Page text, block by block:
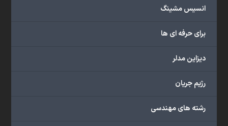
انسیس مشینگ
برای حرفه ای ها
دیزاین مدلر
رژیم جریان
رشته های مهندسی
ما
گسترده‌ای
با
دانشگاهی،
صنعتی